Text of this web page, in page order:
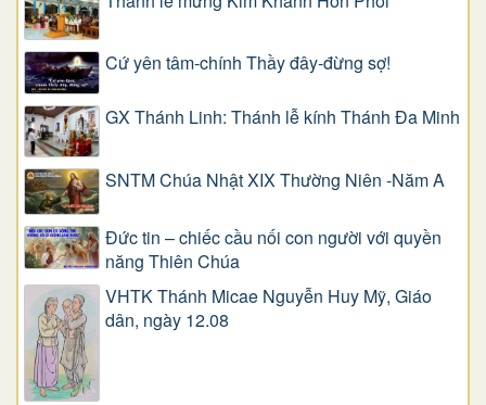
Cứ yên tâm-chính Thầy đây-đừng sợ!
GX Thánh Linh: Thánh lễ kính Thánh Đa Minh
SNTM Chúa Nhật XIX Thường Niên -Năm A
Đức tin – chiếc cầu nối con người với quyền
năng Thiên Chúa
VHTK Thánh Micae Nguyễn Huy Mỹ, Giáo
dân, ngày 12.08